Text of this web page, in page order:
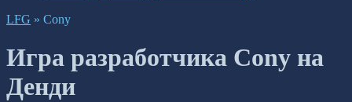
LFG » Cony
Игра разработчика Cony на
Денди